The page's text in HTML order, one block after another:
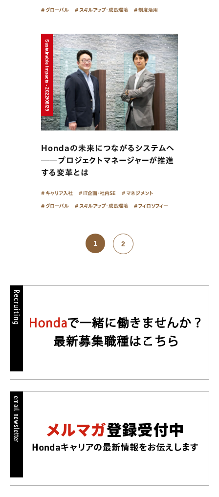
グローバル スキルアップ・成長環境 制度活用
Sustainable impacts - 2022/08/29
Hondaの未来につながるシステムへ
──プロジェクトマネージャーが推進
する変革とは
キャリア入社 IT企画・社内SE マネジメント
グローバル スキルアップ・成長環境 フィロソフィー
1 2